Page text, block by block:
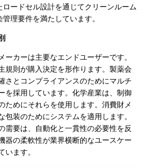
ロードセル設計を通じてクリーンルーム
理要件を満たしています。
ーカーは主要なエンドユーザーです。
規則が購入決定を形作ります。製薬会
さとコンプライアンスのためにマルチ
を採用しています。化学産業は、制御
ためにそれらを使用します。消費財メ
包装のためにシステムを適用します。
需要は、自動化と一貫性の必要性を反
器の柔軟性が業界横断的なユースケー
います。